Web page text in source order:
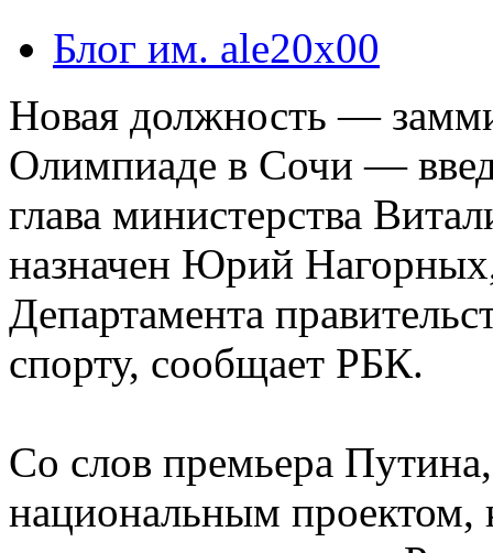
Блог им. ale20x00
Новая должность —
Олимпиаде в Сочи —
глава министерства
назначен Юрий
Департамента
спорту, сообщает РБК.
Со слов премьера
национальным проектом,